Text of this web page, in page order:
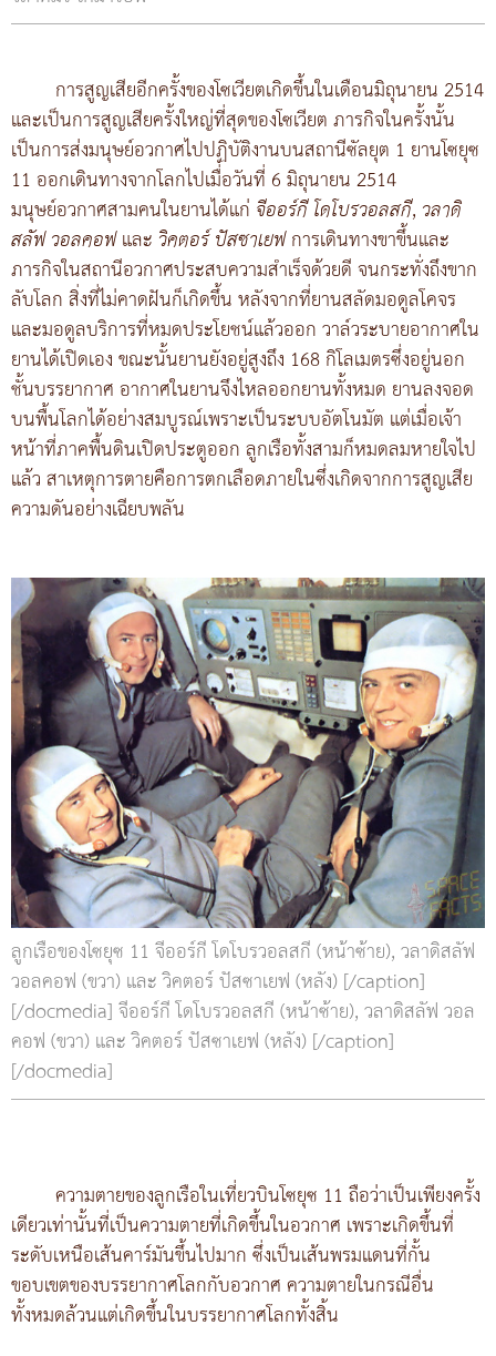
การสูญเสียอีกครั้งของโซเวียตเกิดขึ้นในเดือนมิถุนายน 2514
และเป็นการสูญเสียครั้งใหญ่ที่สุดของโซเวียต ภารกิจในครั้งนั้น
เป็นการส่งมนุษย์อวกาศไปปฏิบัติงานบนสถานีซัลยุต 1 ยานโซยุซ
11 ออกเดินทางจากโลกไปเมื่อวันที่ 6 มิถุนายน 2514
มนุษย์อวกาศสามคนในยานได้แก่ จีออร์กี โดโบรวอลสกี, วลาดิ
สลัฟ วอลคอฟและ วิคตอร์ ปัสซาเยฟการเดินทางขาขึ้นและ
ภารกิจในสถานีอวกาศประสบความสำเร็จด้วยดี จนกระทั่งถึงขาก
ลับโลก สิ่งที่ไม่คาดฝันก็เกิดขึ้น หลังจากที่ยานสลัดมอดูลโคจร
และมอดูลบริการที่หมดประโยชน์แล้วออก วาล์วระบายอากาศใน
ยานได้เปิดเอง ขณะนั้นยานยังอยู่สูงถึง 168 กิโลเมตรซึ่งอยู่นอก
ชั้นบรรยากาศ อากาศในยานจึงไหลออกยานทั้งหมด ยานลงจอด
บนพื้นโลกได้อย่างสมบูรณ์เพราะเป็นระบบอัตโนมัต แต่เมื่อเจ้า
หน้าที่ภาคพื้นดินเปิดประตูออก ลูกเรือทั้งสามก็หมดลมหายใจไป
แล้ว สาเหตุการตายคือการตกเลือดภายในซึ่งเกิดจากการสูญเสีย
ความดันอย่างเฉียบพลัน
ลูกเรือของโซยุซ 11 จีออร์กี โดโบรวอลสกี (หน้าซ้าย), วลาดิสลัฟ
วอลคอฟ (ขวา) และ วิคตอร์ ปัสซาเยฟ (หลัง) [/caption]
[/docmedia] จีออร์กี โดโบรวอลสกี (หน้าซ้าย), วลาดิสลัฟ วอล
คอฟ (ขวา) และ วิคตอร์ ปัสซาเยฟ (หลัง) [/caption]
[/docmedia]
ความตายของลูกเรือในเที่ยวบินโซยุซ 11 ถือว่าเป็นเพียงครั้ง
เดียวเท่านั้นที่เป็นความตายที่เกิดขึ้นในอวกาศ เพราะเกิดขึ้นที่
ระดับเหนือเส้นคาร์มันขึ้นไปมาก ซึ่งเป็นเส้นพรมแดนที่กั้น
ขอบเขตของบรรยากาศโลกกับอวกาศ ความตายในกรณีอื่น
ทั้งหมดล้วนแต่เกิดขึ้นในบรรยากาศโลกทั้งสิ้น